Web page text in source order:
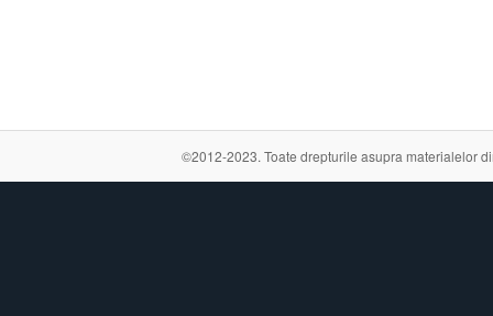
©2012-2023. Toate drepturile asupra materialelor